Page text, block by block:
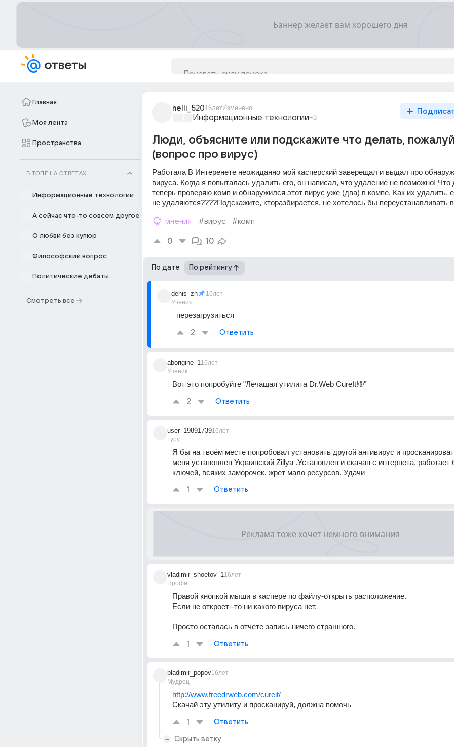
Главная
Моя лента
Пространства
В ТОПЕ НА ОТВЕТАХ
Информационные технологии
А сейчас что-то совсем другое
О любви без купюр
Философский вопрос
Политические дебаты
Смотреть все
nelli_52016летИзменено
Информационные технологии+3
Люди, объясните или подскажите что делать,
(вопрос про вирус)
Работала В Интеренете неожиданно мой касперский заверещал и выдал про
вируса. Когда я попыталась удалить его, он написал, что удаление не возможно! Что
теперь проверяю комп и обнаружился этот вирус уже (два) в компе. Как их удалить,
не удаляются????Подскажите, кторазбирается, не хотелось бы переустанавливать
мнения #вирус #комп
0 10
По дате По рейтингу
denis_zh
Ученик
16лет
перезагрузиться
2 Ответить
aborigine_1
Ученик
16лет
Вот это попробуйте "Лечащая утилита Dr.Web CureIt!®"
2 Ответить
user_19891739
Гуру
16лет
Я бы на твоём месте попробовал установить другой антивирус и
меня установлен Украинский Zillya .Установлен и скачан с интернета, работает
ключей, всяких заморочек, жрет мало ресурсов. Удачи
1 Ответить
vladimir_shoetov_1
Профи
16лет
Правой кнопкой мыши в каспере по файлу-открыть расположение.
Если не откроет--то ни какого вируса нет.
Просто осталась в отчете запись-ничего страшного.
1 Ответить
bladimir_popov
Мудрец
16лет
http://www.freedrweb.com/cureit/
Скачай эту утилиту и просканируй, должна помочь
1 Ответить
Скрыть ветку